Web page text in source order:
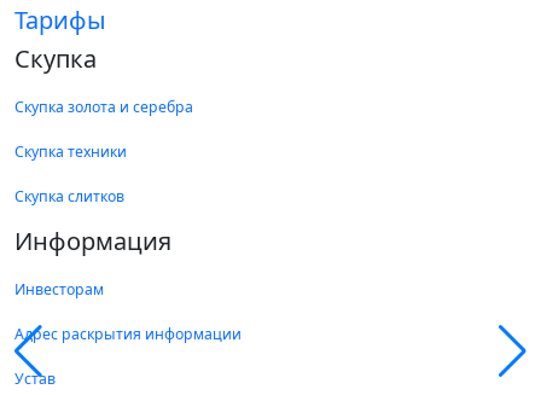
Тарифы
Скупка
Скупка золота и серебра
Скупка техники
Скупка слитков
Информация
Инвесторам
Адрес раскрытия информации
Устав